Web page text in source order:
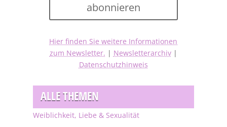
abonnieren
Hier finden Sie weitere Informationen
zum Newsletter. | Newsletterarchiv|
Datenschutzhinweis
ALLE THEMEN
Weiblichkeit, Liebe & Sexualität